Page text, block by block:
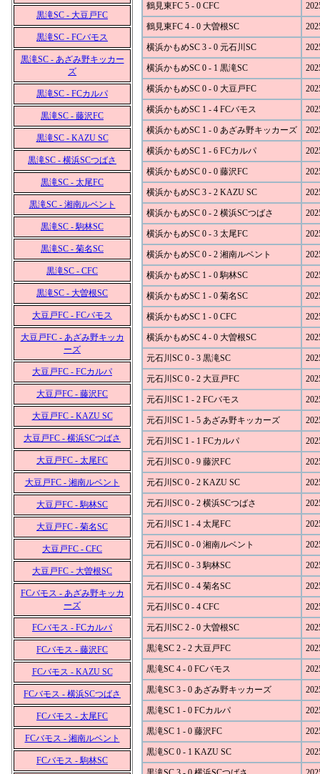
黒滝SC - 大豆戸FC
黒滝SC - FCバモス
黒滝SC - あざみ野キッカー
ズ
黒滝SC - FCカルパ
黒滝SC - 藤沢FC
黒滝SC - KAZU SC
黒滝SC - 横浜SCつばさ
黒滝SC - 太尾FC
黒滝SC - 湘南ルベント
黒滝SC - 駒林SC
黒滝SC - 菊名SC
黒滝SC - CFC
黒滝SC - 大曽根SC
大豆戸FC - FCバモス
大豆戸FC - あざみ野キッカ
ーズ
大豆戸FC - FCカルパ
大豆戸FC - 藤沢FC
大豆戸FC - KAZU SC
大豆戸FC - 横浜SCつばさ
大豆戸FC - 太尾FC
大豆戸FC - 湘南ルベント
大豆戸FC - 駒林SC
大豆戸FC - 菊名SC
大豆戸FC - CFC
大豆戸FC - 大曽根SC
FCバモス - あざみ野キッカ
ーズ
FCバモス - FCカルパ
FCバモス - 藤沢FC
FCバモス - KAZU SC
FCバモス - 横浜SCつばさ
FCバモス - 太尾FC
FCバモス - 湘南ルベント
FCバモス - 駒林SC
鶴見東FC 5 - 0 CFC
鶴見東FC 4 - 0 大曽根SC
横浜かもめSC 3 - 0 元石川SC
横浜かもめSC 0 - 1 黒滝SC
横浜かもめSC 0 - 0 大豆戸FC
横浜かもめSC 1 - 4 FCバモス
横浜かもめSC 1 - 0 あざみ野キッカーズ
横浜かもめSC 1 - 6 FCカルパ
横浜かもめSC 0 - 0 藤沢FC
横浜かもめSC 3 - 2 KAZU SC
横浜かもめSC 0 - 2 横浜SCつばさ
横浜かもめSC 0 - 3 太尾FC
横浜かもめSC 0 - 2 湘南ルベント
横浜かもめSC 1 - 0 駒林SC
横浜かもめSC 1 - 0 菊名SC
横浜かもめSC 1 - 0 CFC
横浜かもめSC 4 - 0 大曽根SC
元石川SC 0 - 3 黒滝SC
元石川SC 0 - 2 大豆戸FC
元石川SC 1 - 2 FCバモス
元石川SC 1 - 5 あざみ野キッカーズ
元石川SC 1 - 1 FCカルパ
元石川SC 0 - 9 藤沢FC
元石川SC 0 - 2 KAZU SC
元石川SC 0 - 2 横浜SCつばさ
元石川SC 1 - 4 太尾FC
元石川SC 0 - 0 湘南ルベント
元石川SC 0 - 3 駒林SC
元石川SC 0 - 4 菊名SC
元石川SC 0 - 4 CFC
元石川SC 2 - 0 大曽根SC
黒滝SC 2 - 2 大豆戸FC
黒滝SC 4 - 0 FCバモス
黒滝SC 3 - 0 あざみ野キッカーズ
黒滝SC 1 - 0 FCカルパ
黒滝SC 1 - 0 藤沢FC
黒滝SC 0 - 1 KAZU SC